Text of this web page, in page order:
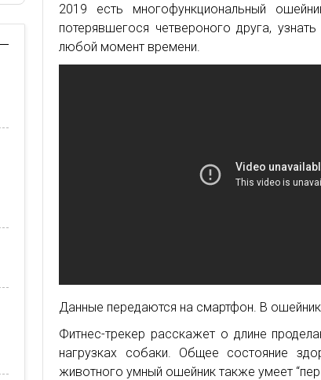
2019 есть многофункциональный
потерявшегося четвероного друга,
любой момент времени.
Данные передаются на смартфон. В ошейник
Фитнес-трекер расскажет о длине
нагрузках собаки. Общее состояние
животного умный ошейник также умеет